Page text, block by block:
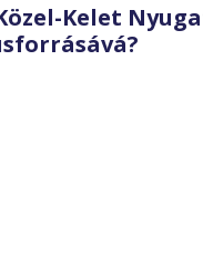
Kelet